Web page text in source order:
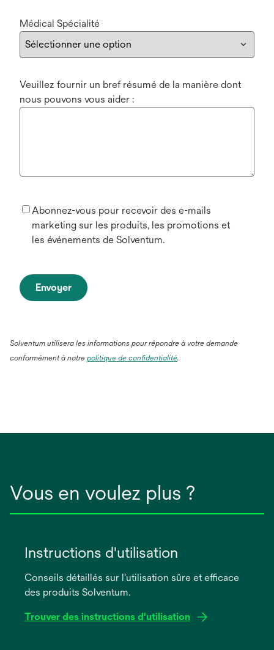
Médical Spécialité
Veuillez fournir un bref résumé de la manière dont
nous pouvons vous aider :
Abonnez-vous pour recevoir des e-mails
marketing sur les produits, les promotions et
les événements de Solventum.
Envoyer
Solventum utilisera les informations pour répondre à votre demande
conformément à notre politique de confidentialité.
Vous en voulez plus ?
Instructions d'utilisation
Conseils détaillés sur l'utilisation sûre et efficace
des produits Solventum.
Trouver des instructions d'utilisation